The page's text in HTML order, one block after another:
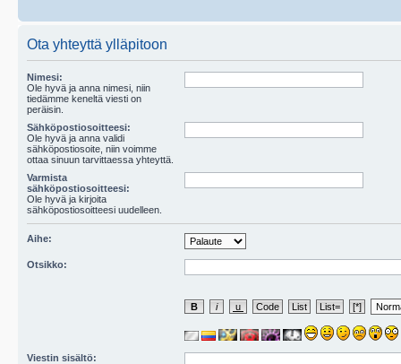
Ota yhteyttä ylläpitoon
Nimesi:
Ole hyvä ja anna nimesi, niin
tiedämme keneltä viesti on
peräisin.
Sähköpostiosoitteesi:
Ole hyvä ja anna validi
sähköpostiosoite, niin voimme
ottaa sinuun tarvittaessa yhteyttä.
Varmista
sähköpostiosoitteesi:
Ole hyvä ja kirjoita
sähköpostiosoitteesi uudelleen.
Aihe:
Otsikko:
Viestin sisältö: